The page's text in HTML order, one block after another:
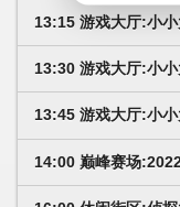
13:15 游戏大厅:小
13:30 游戏大厅:小
13:45 游戏大厅:小
14:00 巅峰赛场